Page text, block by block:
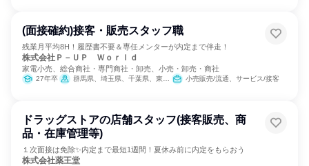
(面接確約)接客・販売スタッフ職
残業月平均8H！履歴書不要＆専任メンターが内定まで伴走！
株式会社Ｐ－ＵＰ Ｗｏｒｌｄ
家電小売、総合商社・専門商社・卸売、小売・卸売・商社
27年卒 群馬県、埼玉県、千葉県、東京都、神奈川県、新潟県、長野県、愛知県、三重県、大阪府、兵庫県、福岡県、鹿児島県 小売販売/流通、サービス/接客
ドラッグストアの店舗スタッフ(接客販売、商
品・在庫管理等)
１次面接は免除✨内定まで最短1週間！夏休み前に内定をもらおう
株式会社薬王堂